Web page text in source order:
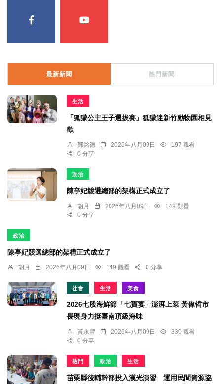
最新新聞 熱門新聞
生活
「狐獴公主王子選拔賽」狐獴迷新竹動物園相見
歡
鄭銘德 2026年八月09日
197 觀看
0 分享
政治
陳亭妃競選總部的架構正式成立了
胡月 2026年八月09日
149 觀看
0 分享
政治
陳亭妃競選總部的架構正式成立了
胡月 2026年八月09日 149 觀看 0 分享
社會 生活 美食
2026七股海鮮節「七寶宴」澎湃上菜 黃偉哲市
長現身力挺臺南頂級海味
黃永豐 2026年八月09日
330 觀看
0 分享
熱門 政治 生活
苗栗縣後輔幹部投入漢光演習 運用民間資源協